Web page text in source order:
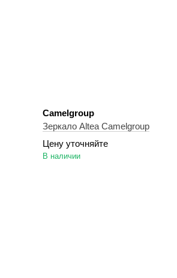
Camelgroup
Зеркало Altea Camelgroup
Цену уточняйте
В наличии